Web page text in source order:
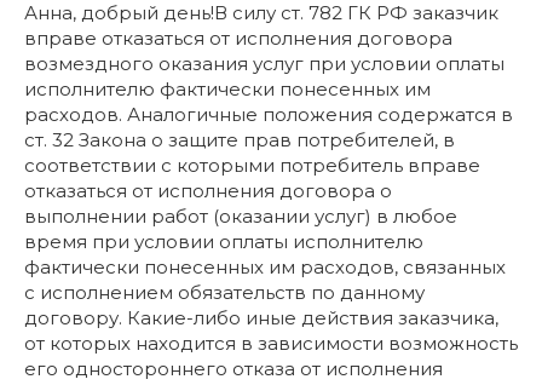
Анна, добрый день!В силу ст. 782 ГК РФ заказчик
вправе отказаться от исполнения договора
возмездного оказания услуг при условии оплаты
исполнителю фактически понесенных им
расходов. Аналогичные положения содержатся в
ст. 32 Закона о защите прав потребителей, в
соответствии с которыми потребитель вправе
отказаться от исполнения договора о
выполнении работ (оказании услуг) в любое
время при условии оплаты исполнителю
фактически понесенных им расходов, связанных
с исполнением обязательств по данному
договору. Какие-либо иные действия заказчика,
от которых находится в зависимости возможность
его одностороннего отказа от исполнения